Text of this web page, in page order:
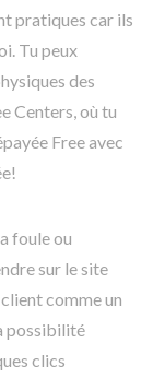
pratiques car ils
Tu peux
des
Centers, où tu
Free avec
foule ou
sur le site
comme un
possibilité
clics